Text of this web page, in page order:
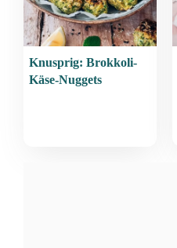
Knusprig: Brokkoli-
Käse-Nuggets